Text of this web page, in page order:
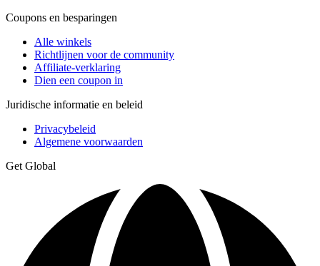
Coupons en besparingen
Alle winkels
Richtlijnen voor de community
Affiliate-verklaring
Dien een coupon in
Juridische informatie en beleid
Privacybeleid
Algemene voorwaarden
Get Global